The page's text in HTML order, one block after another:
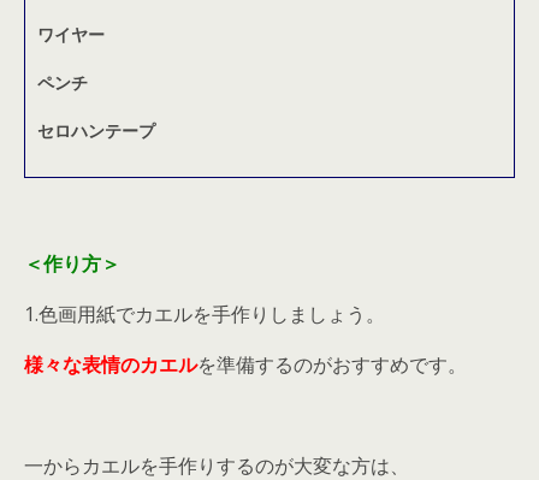
ワイヤー
ペンチ
セロハンテープ
＜作り方＞
1.色画用紙でカエルを手作りしましょう。
様々な表情のカエルを準備するのがおすすめです。
一からカエルを手作りするのが大変な方は、